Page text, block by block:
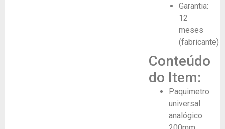
Garantia:
12
meses
(fabricante)
Conteúdo
do Item:
Paquimetro
universal
analógico